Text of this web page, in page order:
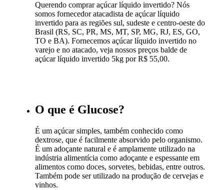
Querendo comprar açúcar líquido invertido? Nós
somos fornecedor atacadista de açúcar líquido
invertido para as regiões sul, sudeste e centro-oeste do
Brasil (RS, SC, PR, MS, MT, SP, MG, RJ, ES, GO,
TO e BA). Fornecemos açúcar líquido invertido no
varejo e no atacado, veja nossos preços balde de
açúcar líquido invertido 5kg por R$ 55,00.
O que é Glucose?
É um açúcar simples, também conhecido como
dextrose, que é facilmente absorvido pelo organismo.
É um adoçante natural e é amplamente utilizado na
indústria alimentícia como adoçante e espessante em
alimentos como doces, sorvetes, bebidas, entre outros.
Também pode ser utilizado na produção de cervejas e
vinhos.